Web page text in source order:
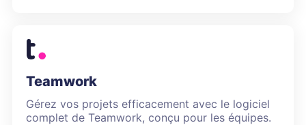
Teamwork
Gérez vos projets efficacement avec le logiciel
complet de Teamwork, conçu pour les équipes.